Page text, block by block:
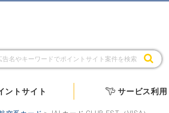
ントサイト サービス利用